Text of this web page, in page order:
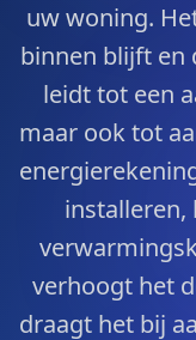
uw woning.
binnen blijft en
leidt tot een
maar ook tot
installeren,
verhoogt het
draagt het bij